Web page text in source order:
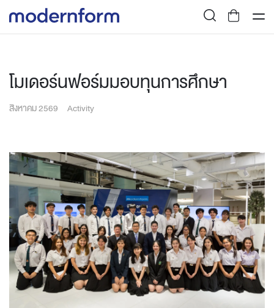
โมเดอร์นฟอร์มมอบทุนการศึกษา
สิงหาคม 2569 Activity